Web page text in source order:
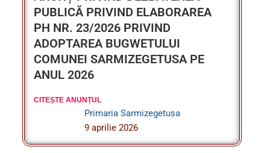
ADOPTAREA BUGWETULUI
COMUNEI SARMIZEGETUSA PE
ANUL 2026
CITEȘTE ANUNȚUL
Primaria Sarmizegetusa
ANUNȚ PRIVIND DEZBATEREA